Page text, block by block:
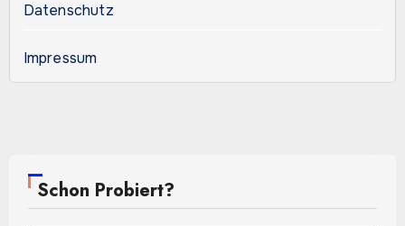
Datenschutz
Impressum
Schon Probiert?